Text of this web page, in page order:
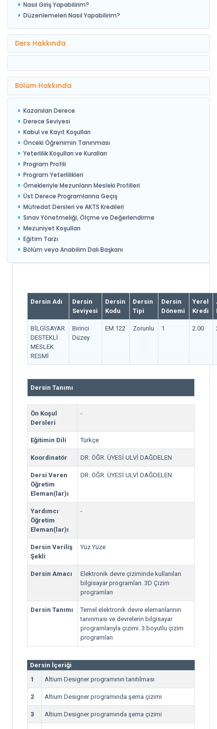
Nasıl Giriş Yapabilirim?
Düzenlemeleri Nasıl Yapabilirim?
Ders Hakkında
Bölüm Hakkında
Kazanılan Derece
Derece Seviyesi
Kabul ve Kayıt Koşulları
Önceki Öğrenimin Tanınması
Yeterlilik Koşulları ve Kuralları
Program Profili
Program Yeterlilikleri
Örnekleriyle Mezunların Mesleki Profilleri
Üst Derece Programlarına Geçiş
Müfredat Dersleri ve AKTS Kredileri
Sınav Yönetmeliği, Ölçme ve Değerlendirme
Mezuniyet Koşulları
Eğitim Tarzı
Bölüm veya Anabilim Dalı Başkanı
Dersin Adı
Dersin
Seviyesi
Dersin
Kodu
Dersin
Tipi
Dersin
Dönemi
Yerel
Kredi
BİLGİSAYAR
DESTEKLİ
MESLEK
RESMİ
Birinci
Düzey
EM 122 Zorunlu 1 2.00
Dersin Tanımı
Ön Koşul
Dersleri
-
Eğitimin Dili Türkçe
Koordinatör DR. ÖĞR. ÜYESİ ULVİ DAĞDELEN
Dersi Veren
Öğretim
Eleman(lar)ı
DR. ÖĞR. ÜYESİ ULVİ DAĞDELEN
Yardımcı
Öğretim
Eleman(lar)ı
-
Dersin Veriliş
Şekli
Yüz Yüze
Dersin Amacı
Elektronik devre çiziminde kullanılan
bilgisayar programları. 3D Çizim
programları
Dersin Tanımı
Temel elektronik devre elemanlarının
tanınması ve devrelerin bilgisayar
programlarıyla çizimi. 3 boyutlu çizim
programları
Dersin İçeriği
1
Altium Designer programının tanıtılması
2 Altium Designer programında şema çizimi
3 Altium Designer programında şema çizimi